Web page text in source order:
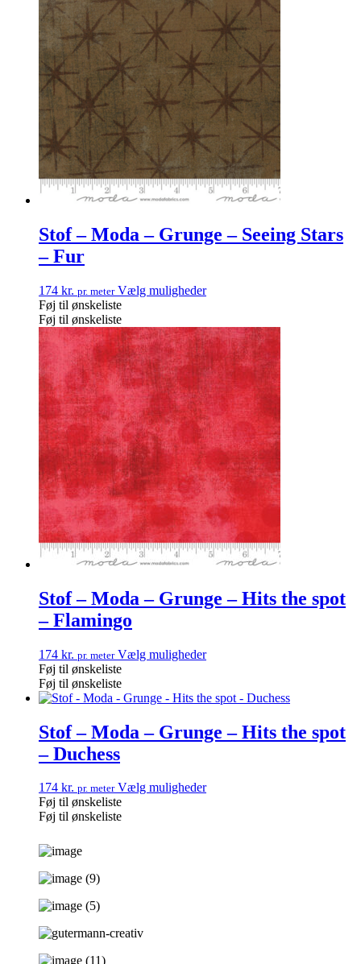
Stof – Moda – Grunge – Seeing Stars
– Fur
174 kr. pr. meter Vælg muligheder
Føj til ønskeliste
Føj til ønskeliste
Stof – Moda – Grunge – Hits the spot
– Flamingo
174 kr. pr. meter Vælg muligheder
Føj til ønskeliste
Føj til ønskeliste
Stof – Moda – Grunge – Hits the spot
– Duchess
174 kr. pr. meter Vælg muligheder
Føj til ønskeliste
Føj til ønskeliste